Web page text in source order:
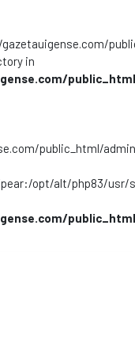
gazetauigense.com/
in
public_html/
opt/alt/php83/